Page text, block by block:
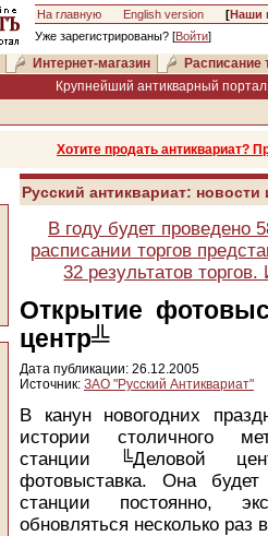
На главную English version [Наши
Уже зарегистрированы? [Войти]
Интернет-магазин
Расписание
Крупнейший антикварный
Хотите продать антиквариат?
Русский антиквариат:
В году будет проведено
расписании торгов
32 результатов
Открытие
центр╩
Дата публикации: 26.12.2005
Источник: ЗАО "Русский Антиквариат"
В канун новогодних
истории столичного
станции ╚Деловой
фотовыставка. Она будет
станции постоянно,
обновляться несколько раз